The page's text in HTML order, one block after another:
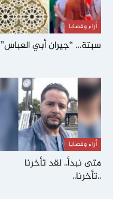
أراء وقضايا
سبتة… “جيران أبي العباس”
أراء وقضايا
متى نبدأ.. لقد تأخرنا
..تأخرنا..